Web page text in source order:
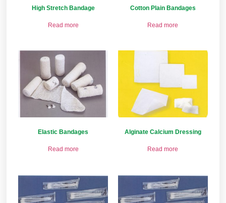
High Stretch Bandage
Read more
Cotton Plain Bandages
Read more
Elastic Bandages
Read more
Alginate Calcium Dressing
Read more